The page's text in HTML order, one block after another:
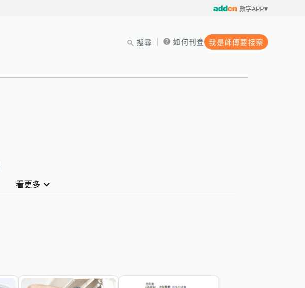
數字APP
搜尋 如何刊登 我是師傅要接案
看更多